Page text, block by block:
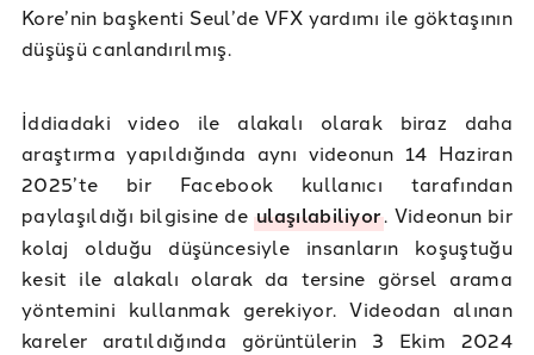
Kore’nin başkenti Seul’de VFX yardımı ile göktaşının
düşüşü canlandırılmış.
İddiadaki video ile alakalı olarak biraz daha
araştırma yapıldığında aynı videonun 14 Haziran
2025’te bir Facebook kullanıcı tarafından
paylaşıldığı bilgisine de ulaşılabiliyor. Videonun bir
kolaj olduğu düşüncesiyle insanların koşuştuğu
kesit ile alakalı olarak da tersine görsel arama
yöntemini kullanmak gerekiyor. Videodan alınan
kareler aratıldığında görüntülerin 3 Ekim 2024